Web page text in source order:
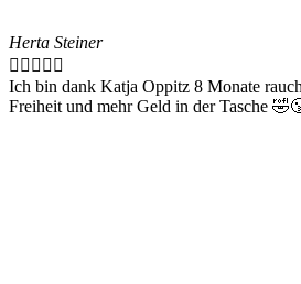
Herta Steiner
    
Ich bin dank Katja Oppitz 8 Monate
Freiheit und mehr Geld in der Tasche